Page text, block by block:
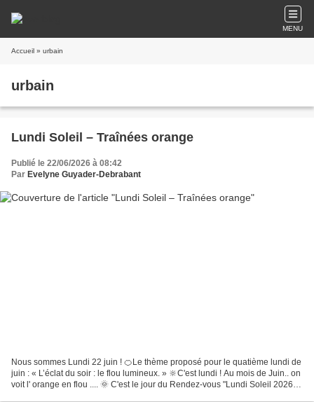
MENU
Accueil » urbain
urbain
Lundi Soleil – Traînées orange
Publié le 22/06/2026 à 08:42
Par Evelyne Guyader-Debrabant
Nous sommes Lundi 22 juin ! 🍊Le thème proposé pour le quatième lundi de
juin : « L’éclat du soir : le flou lumineux. » 🔆C'est lundi ! Au mois de Juin.. on
voit l' orange en flou .... 🌞 C'est le jour du Rendez-vous "Lundi Soleil 2026" -